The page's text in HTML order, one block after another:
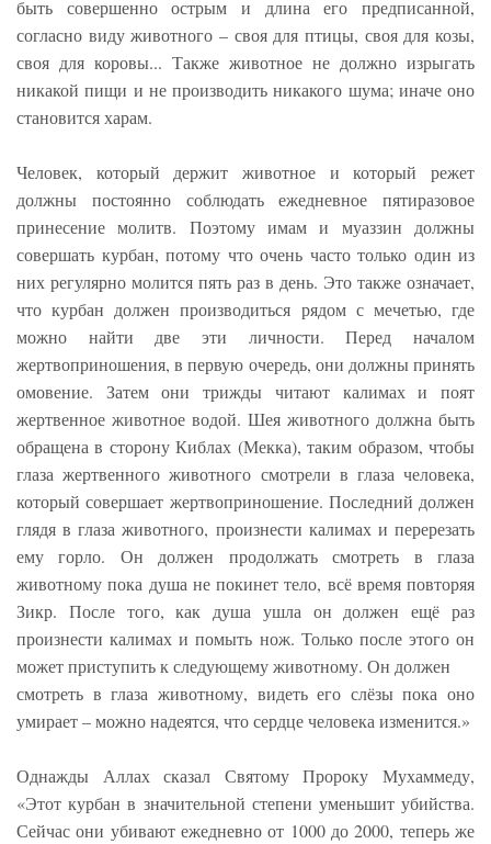
быть совершенно острым и длина его предписанной,
согласно виду животного – своя для птицы, своя для козы,
своя для коровы... Также животное не должно изрыгать
никакой пищи и не производить никакого шума; иначе оно
становится харам.
Человек, который держит животное и который режет
должны постоянно соблюдать ежедневное пятиразовое
принесение молитв. Поэтому имам и муаззин должны
совершать курбан, потому что очень часто только один из
них регулярно молится пять раз в день. Это также означает,
что курбан должен производиться рядом с мечетью, где
можно найти две эти личности. Перед началом
жертвоприношения, в первую очередь, они должны принять
омовение. Затем они трижды читают калимах и поят
жертвенное животное водой. Шея животного должна быть
обращена в сторону Киблах (Мекка), таким образом, чтобы
глаза жертвенного животного смотрели в глаза человека,
который совершает жертвоприношение. Последний должен
глядя в глаза животного, произнести калимах и перерезать
ему горло. Он должен продолжать смотреть в глаза
животному пока душа не покинет тело, всё время повторяя
Зикр. После того, как душа ушла он должен ещё раз
произнести калимах и помыть нож. Только после этого он
может приступить к следующему животному. Он должен
смотреть в глаза животному, видеть его слёзы пока оно
умирает – можно надеятся, что сердце человека изменится.»
Однажды Аллах сказал Святому Пророку Мухаммеду,
«Этот курбан в значительной степени уменьшит убийства.
Сейчас они убивают ежедневно от 1000 до 2000, теперь же